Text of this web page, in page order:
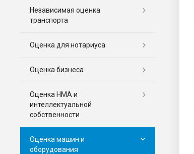
Независимая оценка
транспорта
Оценка для нотариуса
Оценка бизнеса
Оценка НМА и
интеллектуальной
собственности
Оценка машин и
оборудования